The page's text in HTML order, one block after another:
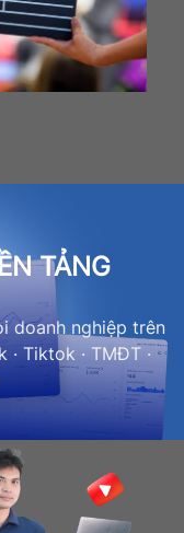
TẢNG
doanh nghiệp trên
· Tiktok · TMĐT ·